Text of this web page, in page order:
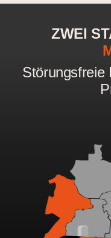
ZWEI
Störungsfreie